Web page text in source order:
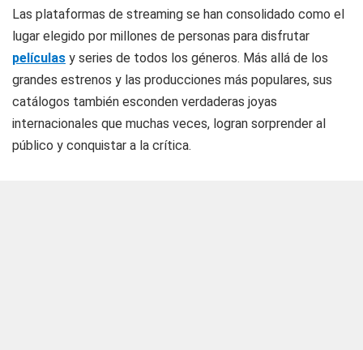
Las plataformas de streaming se han consolidado como el
lugar elegido por millones de personas para disfrutar
películas y series de todos los géneros. Más allá de los
grandes estrenos y las producciones más populares, sus
catálogos también esconden verdaderas joyas
internacionales que muchas veces, logran sorprender al
público y conquistar a la crítica.